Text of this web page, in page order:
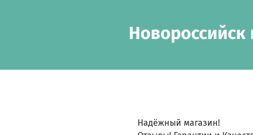
Надёжный магазин!